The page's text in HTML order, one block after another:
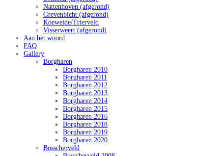
Nattenhoven (afgerond)
Grevenbicht (afgerond)
Koeweide/Trierveld
Visserweert (afgerond)
Aan het woord
FAQ
Gallery
Borgharen
Borgharen 2010
Borgharen 2011
Borgharen 2012
Borgharen 2013
Borgharen 2014
Borgharen 2015
Borgharen 2016
Borgharen 2018
Borgharen 2019
Borgharen 2020
Bosscherveld